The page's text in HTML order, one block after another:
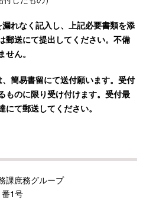
れなく記入し、上記必要書類を添
郵送にて提出してください。不備
ん。
簡易書留にて送付願います。受付
ものに限り受け付けます。受付最
て郵送してください。
課庶務グループ
1号